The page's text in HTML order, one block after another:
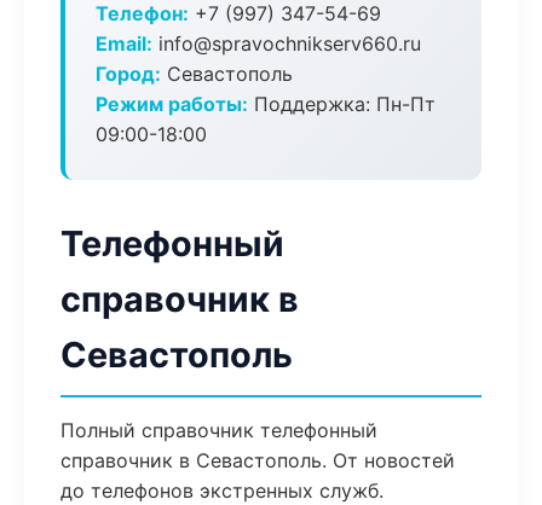
Телефон: +7 (997) 347-54-69
Email: info@spravochnikserv660.ru
Город: Севастополь
Режим работы: Поддержка: Пн-Пт
09:00-18:00
Телефонный
справочник в
Севастополь
Полный справочник телефонный
справочник в Севастополь. От новостей
до телефонов экстренных служб.